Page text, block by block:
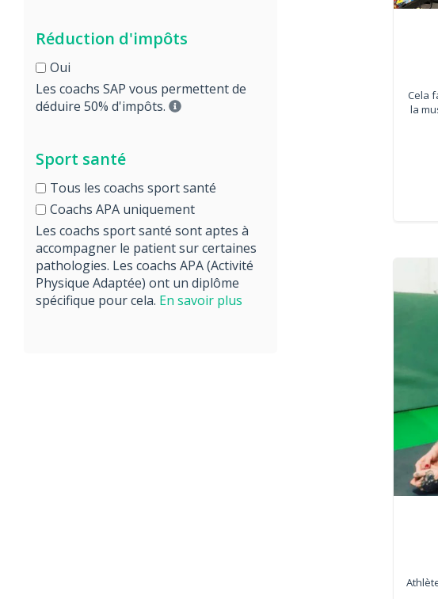
Réduction d'impôts
Oui
Les coachs SAP vous permettent de
déduire 50% d'impôts.
Sport santé
Tous les coachs sport santé
Coachs APA uniquement
Les coachs sport santé sont aptes à
accompagner le patient sur certaines
pathologies. Les coachs APA (Activité
Physique Adaptée) ont un diplôme
spécifique pour cela. En savoir plus
Cela
la